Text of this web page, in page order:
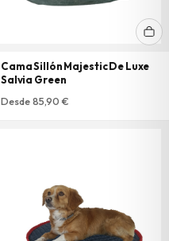
Cama Sillón Majestic De Luxe
Salvia Green
Desde 85,90 €